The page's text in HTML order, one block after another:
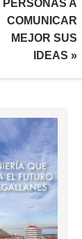
PERSONAS A
COMUNICAR
MEJOR SUS
IDEAS »